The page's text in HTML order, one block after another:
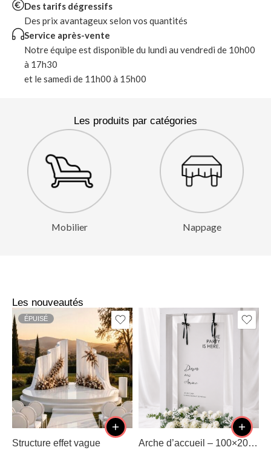
Des tarifs dégressifs
Des prix avantageux selon vos quantités
Service après-vente
Notre équipe est disponible du lundi au vendredi de 10h00
à 17h30
et le samedi de 11h00 à 15h00
Les produits par catégories
Mobilier Nappage
Les nouveautés
ÉPUISÉ
Structure effet vague Arche d’accueil – 100×200 CM